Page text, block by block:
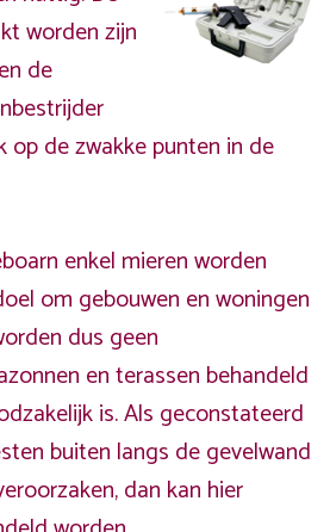
worden zijn
de
op de zwakke punten in de
enkel mieren worden
om gebouwen en woningen
dus geen
en terassen behandeld
is. Als geconstateerd
buiten langs de gevelwand
dan kan hier